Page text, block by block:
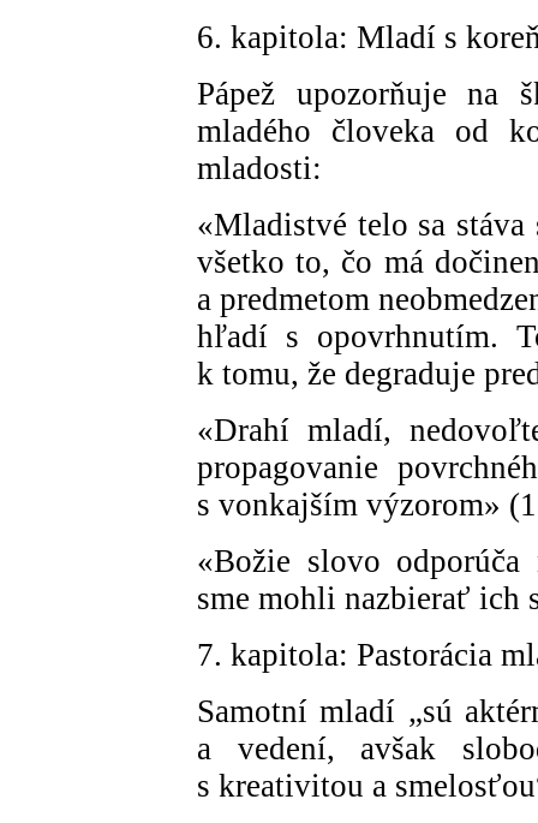
6. kapitola: Mladí s
Pápež upozorňuje na
mladého človeka od
mladosti:
«Mladistvé telo sa
všetko to, čo má
a predmetom
hľadí s opovrhnutím.
k tomu, že degraduje
«Drahí mladí,
propagovanie
s vonkajším výzorom»
«Božie slovo
sme mohli nazbierať ich
7. kapitola: Pastorácia
Samotní mladí „sú
a vedení, avšak
s kreativitou a